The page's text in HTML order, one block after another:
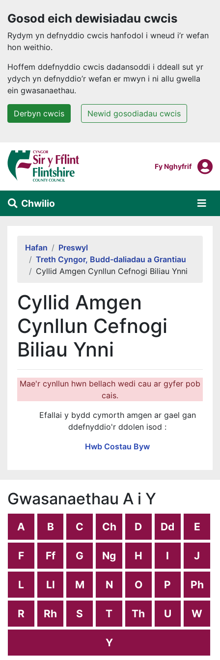
Gosod eich dewisiadau cwcis
Rydym yn defnyddio cwcis hanfodol i wneud i’r wefan
hon weithio.
Hoffem ddefnyddio cwcis dadansoddi i ddeall sut yr
ydych yn defnyddio’r wefan er mwyn i ni allu gwella
ein gwasanaethau.
Derbyn cwcis Newid gosodiadau cwcis
Neidio i'r prif gynnwys
Mewngofnodi I
Fy Nghyfrif
Chwilio
Hafan
Preswyl
Treth Cyngor, Budd-daliadau a Grantiau
Cyllid Amgen Cynllun Cefnogi Biliau Ynni
Cyllid Amgen
Cynllun Cefnogi
Biliau Ynni
Mae'r cynllun hwn bellach wedi cau ar gyfer pob
cais.
Efallai y bydd cymorth amgen ar gael gan
ddefnyddio'r ddolen isod :
Hwb Costau Byw
Gwasanaethau A i Y
A B C Ch D Dd E
F Ff G Ng H I J
L Ll M N O P Ph
R Rh S T Th U W
Y